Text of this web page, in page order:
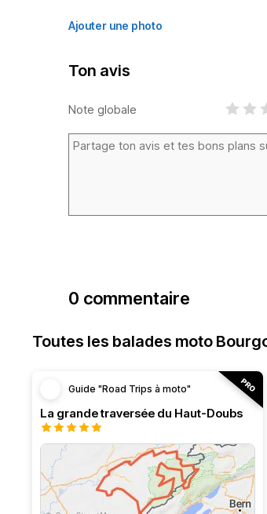
Ajouter une photo
Ton avis
Note globale
0 commentaire
Toutes les balades moto
Guide "Road Trips à moto"
La grande traversée du Haut-Doubs